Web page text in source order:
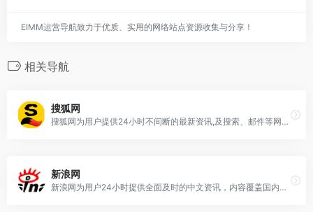
EIMM运营导航致力于优质、实用的网络站点资源收集与分享！
相关导航
搜狐网
搜狐网为用户提供24小时不间断的最新资讯,及搜索、邮件等网络服务。内容包括全球热点事件、突发新闻、时事评论、热播影视剧、体育赛事、行业动态、生活服务信息,以及论坛、博客、微博、我的搜狐等..
新浪网
新浪网为用户24小时提供全面及时的中文资讯，内容覆盖国内外突发新闻事件、体坛赛事、娱乐时尚、产业资讯、实用信息等，设有新闻、体育、娱乐、财经、科技 ...